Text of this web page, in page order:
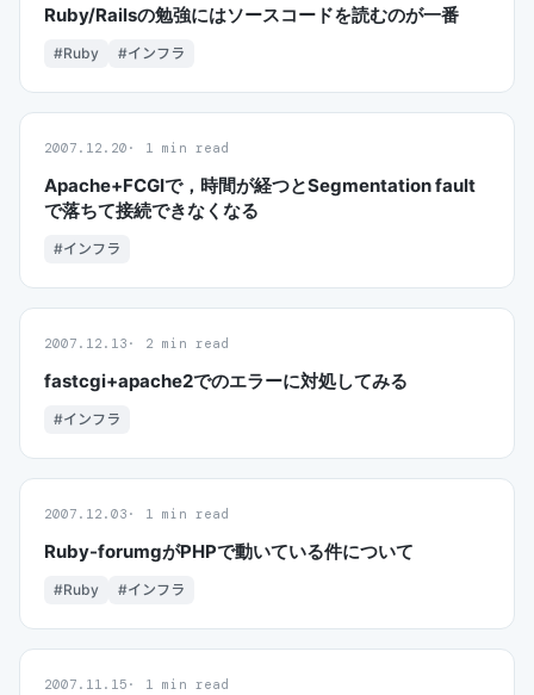
Ruby/Railsの勉強にはソースコードを読むのが一番
#Ruby #インフラ
2007.12.20 1 min read
Apache+FCGIで，時間が経つとSegmentation fault
で落ちて接続できなくなる
#インフラ
2007.12.13 2 min read
fastcgi+apache2でのエラーに対処してみる
#インフラ
2007.12.03 1 min read
Ruby-forumgがPHPで動いている件について
#Ruby #インフラ
2007.11.15 1 min read